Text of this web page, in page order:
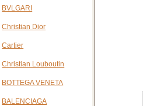
BVLGARI
Christian Dior
Cartier
Christian Louboutin
BOTTEGA VENETA
BALENCIAGA